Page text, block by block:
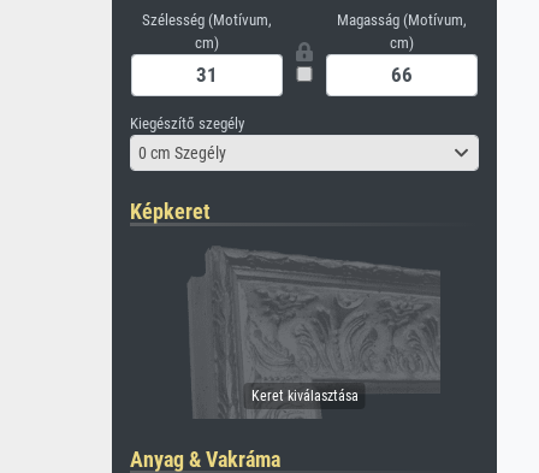
Szélesség (Motívum,
cm)
Magasság (Motívum,
cm)
Kiegészítő szegély
0 cm Szegély
Képkeret
Anyag & Vakráma